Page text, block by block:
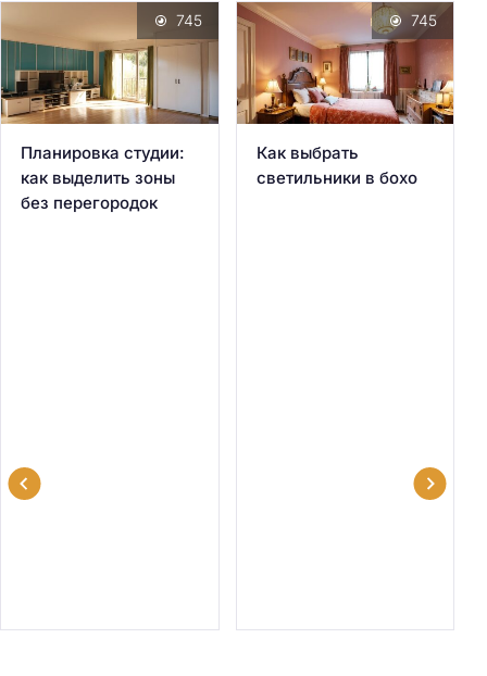
Планировка студии:
как выделить зоны
без перегородок
745
Как выбрать
светильники в бохо
745